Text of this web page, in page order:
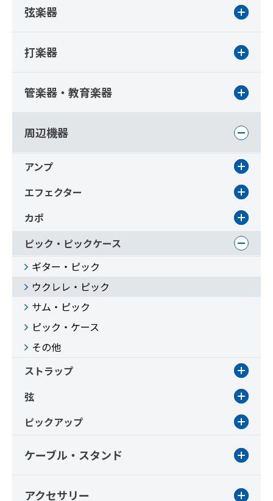
弦楽器
打楽器
管楽器・教育楽器
周辺機器
アンプ
エフェクター
カポ
ピック・ピックケース
ギター・ピック
ウクレレ・ピック
サム・ピック
ピック・ケース
その他
ストラップ
弦
ピックアップ
ケーブル・スタンド
アクセサリー